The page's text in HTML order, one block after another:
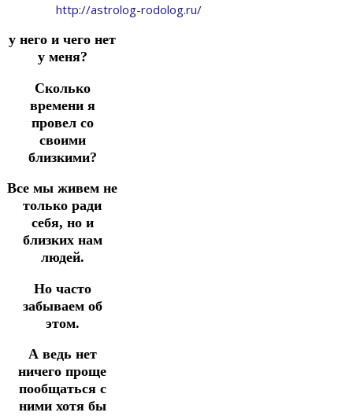
http://astrolog-rodolog.ru/
у него и чего нет
у меня?
Сколько
времени я
провел со
своими
близкими?
Все мы живем не
только ради
себя, но и
близких нам
людей.
Но часто
забываем об
этом.
А ведь нет
ничего проще
пообщаться с
ними хотя бы